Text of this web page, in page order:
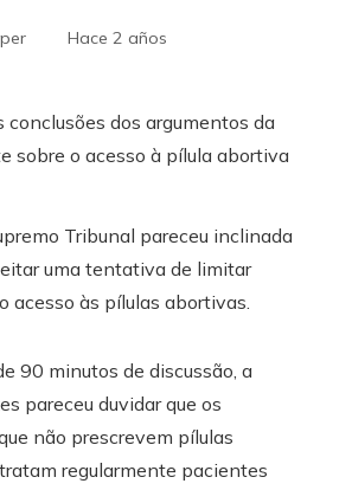
Hace 2 años
Tribunal pareceu inclinada
uma tentativa de limitar
acesso às pílulas abortivas.
90 minutos de discussão, a
pareceu duvidar que os
não prescrevem pílulas
regularmente pacientes